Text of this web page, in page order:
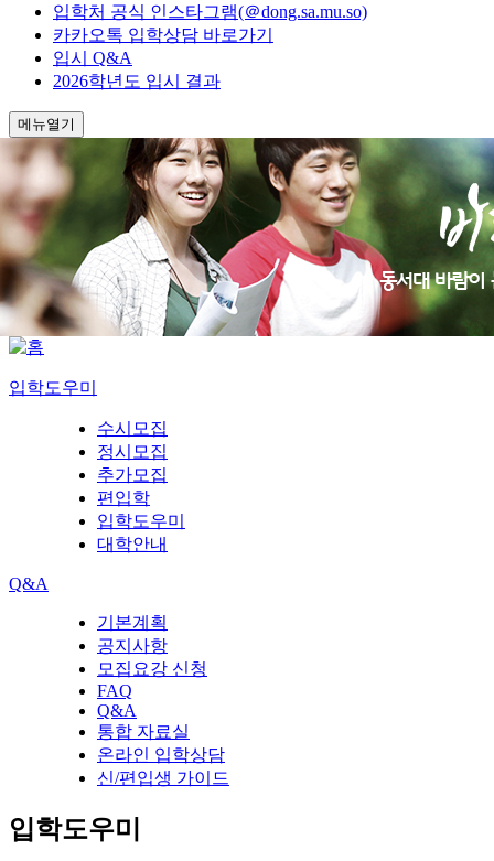
입학처 공식 인스타그램(＠dong.sa.mu.so)
카카오톡 입학상담 바로가기
입시 Q&A
2026학년도 입시 결과
메뉴열기
입학도우미
수시모집
정시모집
추가모집
편입학
입학도우미
대학안내
Q&A
기본계획
공지사항
모집요강 신청
FAQ
Q&A
통합 자료실
온라인 입학상담
신/편입생 가이드
입학도우미